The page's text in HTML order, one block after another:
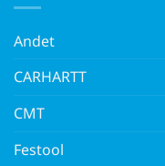
Andet
CARHARTT
CMT
Festool